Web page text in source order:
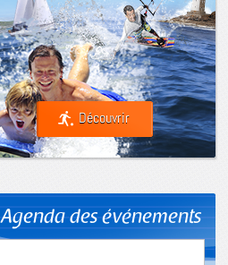
Découvrir
Agenda des événements